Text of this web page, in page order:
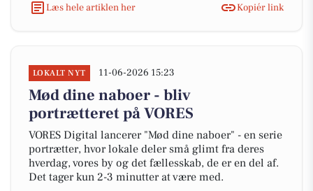
Læs hele artiklen her Kopiér link
LOKALT NYT 11-06-2026 15:23
Mød dine naboer - bliv
portrætteret på VORES
VORES Digital lancerer "Mød dine naboer" - en serie
portrætter, hvor lokale deler små glimt fra deres
hverdag, vores by og det fællesskab, de er en del af.
Det tager kun 2-3 minutter at være med.